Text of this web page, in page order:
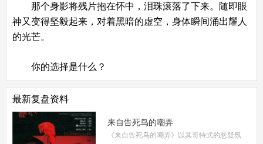
那个身影将残片抱在怀中，泪珠滚落了下来。随即眼
神又变得坚毅起来，对着黑暗的虚空，身体瞬间涌出耀人
的光芒。
你的选择是什么？
最新复盘资料
来自告死鸟的嘲弄
《来自告死鸟的嘲弄》以其哥特式的悬疑氛